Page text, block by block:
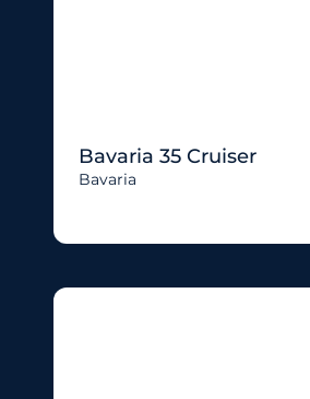
Bavaria 35 Cruiser
Bavaria